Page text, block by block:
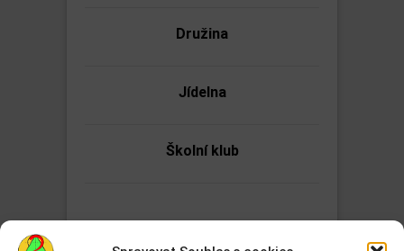
Družina
Jídelna
Školní klub